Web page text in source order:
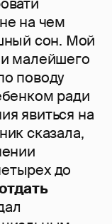
на чем
сон. Мой
малейшего
поводу
ради
явиться на
сказала,
до